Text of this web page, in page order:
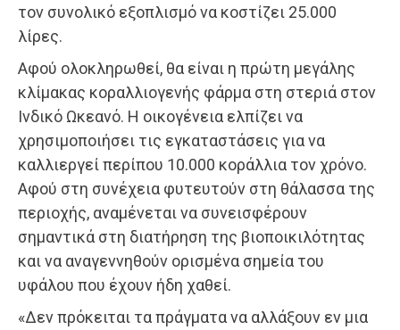
τον συνολικό εξοπλισμό να κοστίζει 25.000
λίρες.
Αφού ολοκληρωθεί, θα είναι η πρώτη μεγάλης
κλίμακας κοραλλιογενής φάρμα στη στεριά στον
Ινδικό Ωκεανό. Η οικογένεια ελπίζει να
χρησιμοποιήσει τις εγκαταστάσεις για να
καλλιεργεί περίπου 10.000 κοράλλια τον χρόνο.
Αφού στη συνέχεια φυτευτούν στη θάλασσα της
περιοχής, αναμένεται να συνεισφέρουν
σημαντικά στη διατήρηση της βιοποικιλότητας
και να αναγεννηθούν ορισμένα σημεία του
υφάλου που έχουν ήδη χαθεί.
«Δεν πρόκειται τα πράγματα να αλλάξουν εν μια